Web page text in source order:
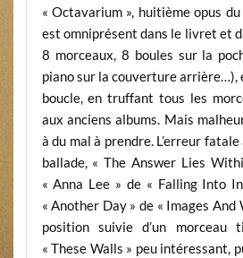
« Octavarium », huitième opus
est omniprésent dans le livret et
8 morceaux, 8 boules sur la
piano sur la couverture arrière…),
boucle, en truffant tous les
aux anciens albums. Mais
à du mal à prendre. L’erreur
ballade, « The Answer Lies
« Anna Lee » de « Falling Into
« Another Day » de « Images And
position suivie d’un
« These Walls » peu intéressant,